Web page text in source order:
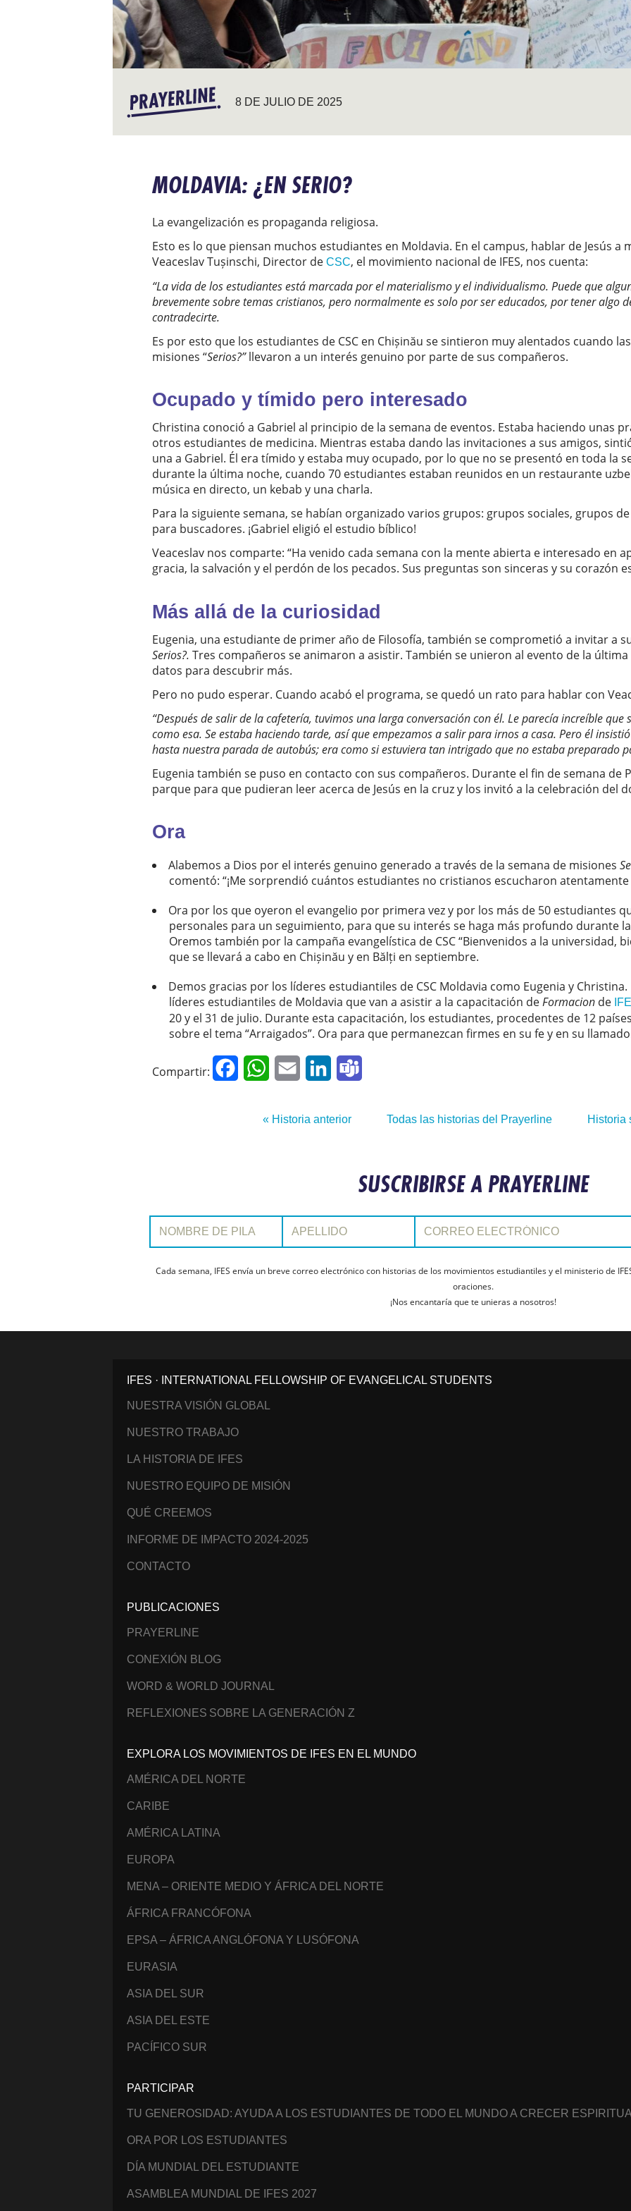
8 DE JULIO DE 2025
MOLDAVIA: ¿EN SERIO?
La evangelización es propaganda religiosa.
Esto es lo que piensan muchos estudiantes en Moldavia. En el campus, hablar de Jesús a
Veaceslav Tușinschi, Director de CSC, el movimiento nacional de IFES, nos cuenta:
“La vida de los estudiantes está marcada por el materialismo y el individualismo. Puede que
brevemente sobre temas cristianos, pero normalmente es solo por ser educados, por tener algo
contradecirte.
Es por esto que los estudiantes de CSC en Chișinău se sintieron muy alentados cuando
misiones “Serios?”llevaron a un interés genuino por parte de sus compañeros.
Ocupado y tímido pero interesado
Christina conoció a Gabriel al principio de la semana de eventos. Estaba haciendo unas
otros estudiantes de medicina. Mientras estaba dando las invitaciones a sus amigos,
una a Gabriel. Él era tímido y estaba muy ocupado, por lo que no se presentó en toda la
durante la última noche, cuando 70 estudiantes estaban reunidos en un restaurante
música en directo, un kebab y una charla.
Para la siguiente semana, se habían organizado varios grupos: grupos sociales, grupos
para buscadores. ¡Gabriel eligió el estudio bíblico!
Veaceslav nos comparte: “Ha venido cada semana con la mente abierta e interesado en
gracia, la salvación y el perdón de los pecados. Sus preguntas son sinceras y su corazón
Más allá de la curiosidad
Eugenia, una estudiante de primer año de Filosofía, también se comprometió a invitar a
Serios?. Tres compañeros se animaron a asistir. También se unieron al evento de la
datos para descubrir más.
Pero no pudo esperar. Cuando acabó el programa, se quedó un rato para hablar con
“Después de salir de la cafetería, tuvimos una larga conversación con él. Le parecía increíble que
como esa. Se estaba haciendo tarde, así que empezamos a salir para irnos a casa. Pero él
hasta nuestra parada de autobús; era como si estuviera tan intrigado que no estaba preparado
Eugenia también se puso en contacto con sus compañeros. Durante el fin de semana de
parque para que pudieran leer acerca de Jesús en la cruz y los invitó a la celebración del
Ora
Alabemos a Dios por el interés genuino generado a través de la semana de misiones
comentó: “¡Me sorprendió cuántos estudiantes no cristianos escucharon atentamente
Ora por los que oyeron el evangelio por primera vez y por los más de 50 estudiantes
personales para un seguimiento, para que su interés se haga más profundo durante
Oremos también por la campaña evangelística de CSC “Bienvenidos a la universidad,
que se llevará a cabo en Chișinău y en Bălți en septiembre.
Demos gracias por los líderes estudiantiles de CSC Moldavia como Eugenia y
líderes estudiantiles de Moldavia que van a asistir a la capacitación deFormacion de
20 y el 31 de julio. Durante esta capacitación, los estudiantes, procedentes de 12
sobre el tema “Arraigados”. Ora para que permanezcan firmes en su fe y en su
Compartir: FacebookWhatsApp
Email LinkedIn
« Historia anterior Todas las historias del Prayerline Historia
SUSCRIBIRSE A PRAYERLINE
Nombre de pila: Apellido: Correo electrónico:
Cada semana, IFES envía un breve correo electrónico con historias de los movimientos estudiantiles y el ministerio de
oraciones.
¡Nos encantaría que te unieras a nosotros!
IFES · INTERNATIONAL FELLOWSHIP OF EVANGELICAL STUDENTS
NUESTRA VISIÓN GLOBAL
NUESTRO TRABAJO
LA HISTORIA DE IFES
NUESTRO EQUIPO DE MISIÓN
QUÉ CREEMOS
INFORME DE IMPACTO 2024-2025
CONTACTO
PUBLICACIONES
PRAYERLINE
CONEXIÓN BLOG
WORD & WORLD JOURNAL
REFLEXIONES SOBRE LA GENERACIÓN Z
EXPLORA LOS MOVIMIENTOS DE IFES EN EL MUNDO
AMÉRICA DEL NORTE
CARIBE
AMÉRICA LATINA
EUROPA
MENA – ORIENTE MEDIO Y ÁFRICA DEL NORTE
ÁFRICA FRANCÓFONA
EPSA – ÁFRICA ANGLÓFONA Y LUSÓFONA
EURASIA
ASIA DEL SUR
ASIA DEL ESTE
PACÍFICO SUR
PARTICIPAR
TU GENEROSIDAD: AYUDA A LOS ESTUDIANTES DE TODO EL MUNDO A CRECER
ORA POR LOS ESTUDIANTES
DÍA MUNDIAL DEL ESTUDIANTE
ASAMBLEA MUNDIAL DE IFES 2027